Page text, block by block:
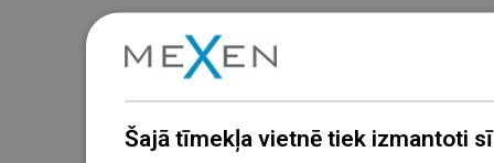
Šajā tīmekļa vietnē tiek izmantoti